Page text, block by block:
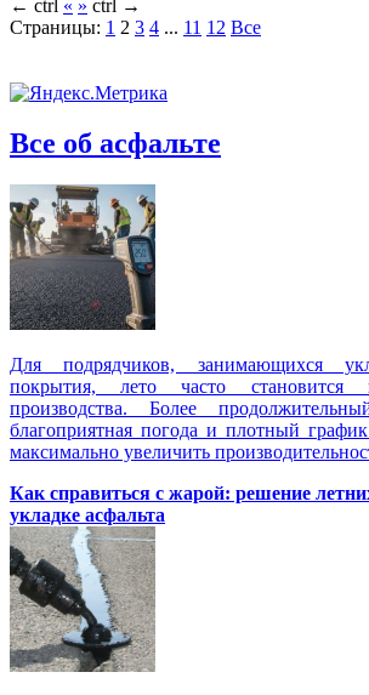
← ctrl « » ctrl →
Страницы: 1 2 3 4 ... 11 12 Все
Все об асфальте
Для подрядчиков, занимающихся
покрытия, лето часто становится
производства. Более
благоприятная погода и плотный
максимально увеличить
Как справиться с жарой: решение
укладке асфальта